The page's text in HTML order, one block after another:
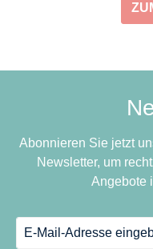
Abonnieren Sie jetzt
Newsletter, um
Angebote